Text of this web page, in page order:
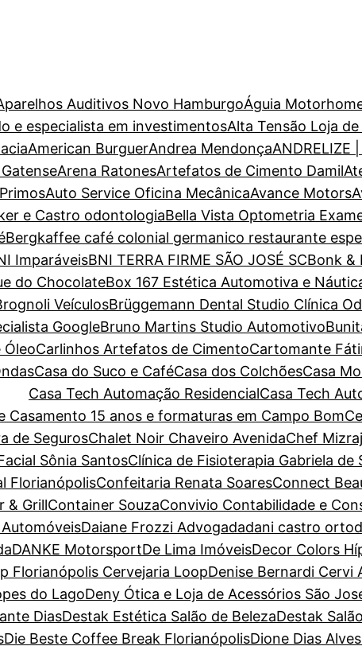
Auditivos Novo HamburgoÁguia
e especialista em investimentosAlta Tensão Loja
American BurguerAndrea MendonçaANDRELIZE
Arena RatonesArtefatos de Cimento Damil
Auto Service Oficina MecânicaAvance Motors
e Castro odontologiaBella Vista Optometria
Bergkaffee café colonial germanico restaurante
ImparáveisBNI TERRA FIRME SÃO JOSÉ SCBonk &
do ChocolateBox 167 Estética Automotiva e
VeículosBrüggemann Dental Studio Clínica
GoogleBruno Martins Studio Automotivo
Carlinhos Artefatos de CimentoCartomante
Casa do Suco e CaféCasa dos ColchõesCasa
Casa Tech Automação ResidencialCasa Tech
Casamento 15 anos e formaturas em Campo Bom
de SegurosChalet Noir Chaveiro AvenidaChef
Sônia SantosClínica de Fisioterapia Gabriela de
FlorianópolisConfeitaria Renata SoaresConnect
& GrillContainer SouzaConvivio Contabilidade e
AutomóveisDaiane Frozzi Advogadadani castro
DANKE MotorsportDe Lima ImóveisDecor Colors
Florianópolis Cervejaria LoopDenise Bernardi Cervi
do LagoDeny Ótica e Loja de Acessórios São
DiasDestak Estética Salão de BelezaDestak
Die Beste Coffee Break FlorianópolisDione Dias